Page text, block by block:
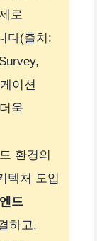
로
다(출처:
이션
욱
환경의
텍처 도입
드
하고,